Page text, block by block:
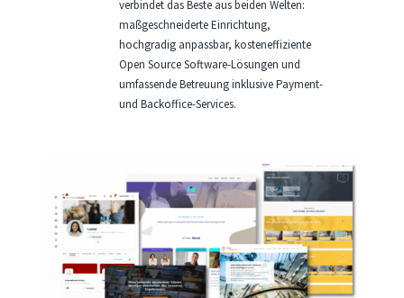
verbindet das Beste aus beiden Welten:
maßgeschneiderte Einrichtung,
hochgradig anpassbar, kosteneffiziente
Open Source Software-Lösungen und
umfassende Betreuung inklusive Payment-
und Backoffice-Services.